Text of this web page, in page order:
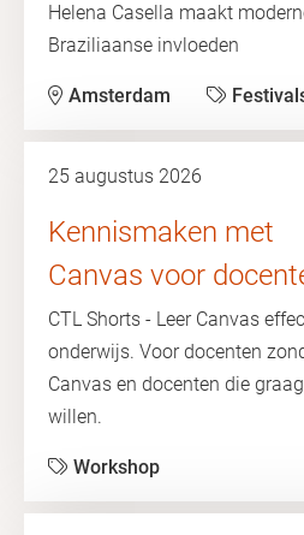
Helena Casella maakt
Braziliaanse invloeden
Amsterdam
25 augustus 2026
Kennismaken met
Canvas voor
CTL Shorts - Leer Canvas
onderwijs. Voor docenten
Canvas en docenten die
willen.
Workshop